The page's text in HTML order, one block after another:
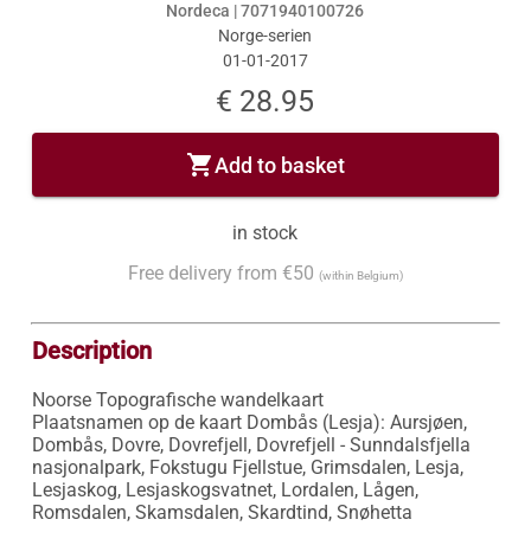
Nordeca |7071940100726
Norge-serien
01-01-2017
€ 28.95
shopping_cartAdd to basket
in stock
Free delivery from €50 (within Belgium)
Description
Noorse Topografische wandelkaart
Plaatsnamen op de kaart Dombås (Lesja): Aursjøen,
Dombås, Dovre, Dovrefjell, Dovrefjell - Sunndalsfjella
nasjonalpark, Fokstugu Fjellstue, Grimsdalen, Lesja,
Lesjaskog, Lesjaskogsvatnet, Lordalen, Lågen,
Romsdalen, Skamsdalen, Skardtind, Snøhetta